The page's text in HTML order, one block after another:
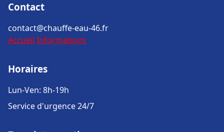
Contact
contact@chauffe-eau-46.fr
Accueil Informations
Horaires
Lun-Ven: 8h-19h
Service d'urgence 24/7